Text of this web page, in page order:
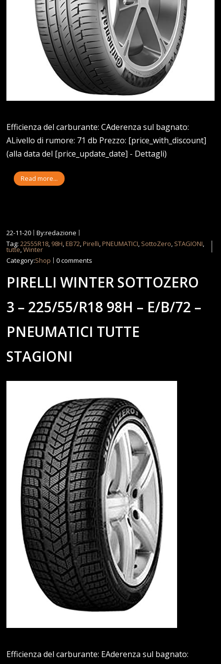
Efficienza del carburante: CAderenza sul bagnato:
ALivello di rumore: 71 db Prezzo: [price_with_discount]
(alla data del [price_update_date] - Dettagli)
Read more...
22-11-20
By:redazione
Tag:22555R18, 98H,EB72,Pirelli,PNEUMATICI, SottoZero, STAGIONI,
tutte,Winter
Category:Shop 0 comments
PIRELLI WINTER SOTTOZERO
3 – 225/55/R18 98H – E/B/72 –
PNEUMATICI TUTTE
STAGIONI
Efficienza del carburante: EAderenza sul bagnato: